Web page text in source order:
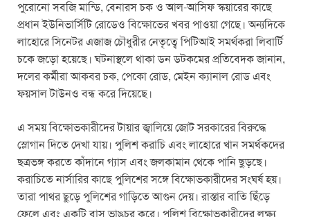
পুরোনো সবজি মান্ডি, বেনারস চক ও আল-আসিফ স্কয়ারের কাছে
প্রধান ইউনিভার্সিটি রোডেও বিক্ষোভের খবর পাওয়া গেছে। অন্যদিকে
লাহোরে সিনেটর এজাজ চৌধুরীর নেতৃত্বে পিটিআই সমর্থকরা লিবার্টি
চকে জড়ো হয়েছে। ঘটনাস্থলে থাকা ডন ডটকমের প্রতিবেদক জানান,
দলের কর্মীরা আকবর চক, পেকো রোড, মেইন ক্যানাল রোড এবং
ফয়সাল টাউনও বন্ধ করে দিয়েছে।
এ সময় বিক্ষোভকারীদের টায়ার জ্বালিয়ে জোট সরকারের বিরুদ্ধে
স্লোগান দিতে দেখা যায়। পুলিশ করাচি এবং লাহোরে খান সমর্থকদের
ছত্রভঙ্গ করতে কাঁদানে গ্যাস এবং জলকামান থেকে পানি ছুড়ছে।
করাচিতে নার্সারির কাছে পুলিশের সঙ্গে বিক্ষোভকারীদের সংঘর্ষ হয়।
তারা পাথর ছুড়ে পুলিশের গাড়িতে আগুন দেয়। রাস্তার বাতি ছিঁড়ে